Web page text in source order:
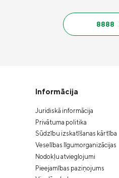
8888
Informācija
Juridiskā informācija
Privātuma politika
Sūdzību izskatīšanas kārtība
Veselības līgumorganizācijas
Nodokļu atvieglojumi
Pieejamības paziņojums